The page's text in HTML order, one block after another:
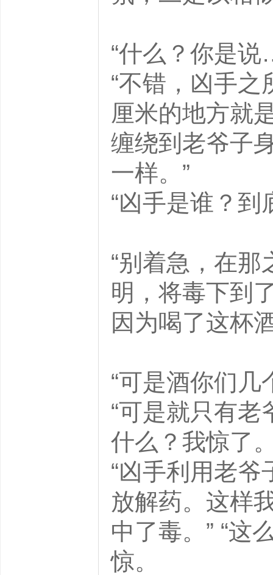
“什么？你是
“不错，凶手
厘米的地方就
缠绕到老爷子
一样。”
“凶手是谁？到
“别着急，在
明，将毒下到
因为喝了这杯
“可是酒你们
“可是就只有
什么？我
“凶手利用老
放解药。这样
中了毒。” “
惊。